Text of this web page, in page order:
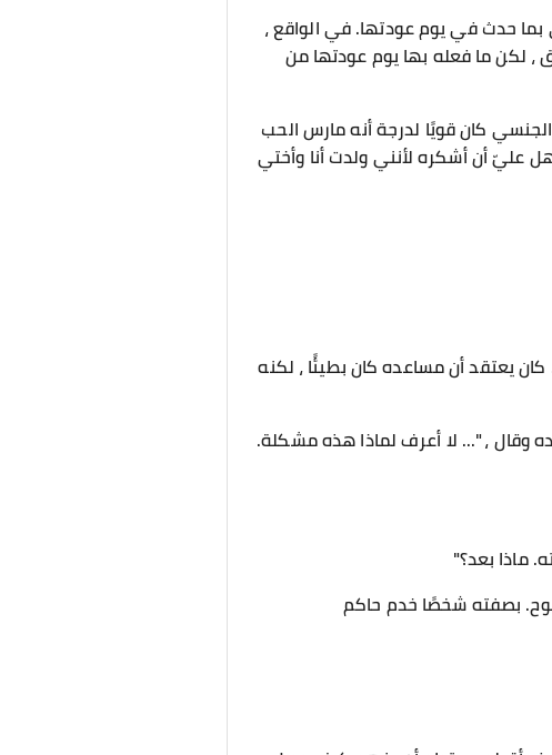
بما حدث في يوم عودتها. في الواقع ،
، لكن ما فعله بها يوم عودتها من
كان قويًا لدرجة أنه مارس الحب
عليّ أن أشكره لأنني ولدت أنا وأختي
يعتقد أن مساعده كان بطيئًا ، لكنه
وقال ، "... لا أعرف لماذا هذه مشكلة.
ماذا بعد؟"
بصفته شخصًا خدم حاكم